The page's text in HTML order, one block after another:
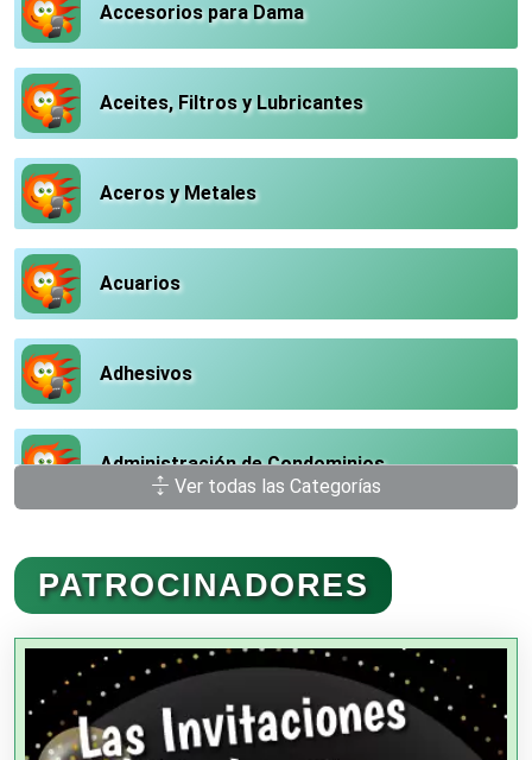
Accesorios para Dama
Aceites, Filtros y Lubricantes
Aceros y Metales
Acuarios
Adhesivos
Administración de Condominios
Administración de Empresas
Agencias Aduanales
Agencias de Autos
Ver todas las Categorías
PATROCINADORES